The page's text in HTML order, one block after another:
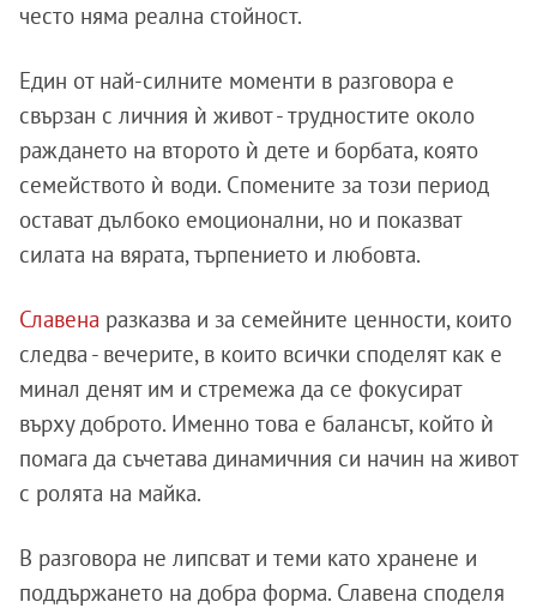
често няма реална стойност.
Един от най-силните моменти в разговора е
свързан с личния ѝ живот - трудностите около
раждането на второто ѝ дете и борбата, която
семейството ѝ води. Спомените за този период
остават дълбоко емоционални, но и показват
силата на вярата, търпението и любовта.
Славена разказва и за семейните ценности, които
следва - вечерите, в които всички споделят как е
минал денят им и стремежа да се фокусират
върху доброто. Именно това е балансът, който ѝ
помага да съчетава динамичния си начин на живот
с ролята на майка.
В разговора не липсват и теми като хранене и
поддържането на добра форма. Славена споделя